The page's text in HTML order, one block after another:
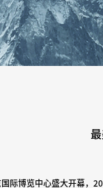
际博览中心盛大开幕，